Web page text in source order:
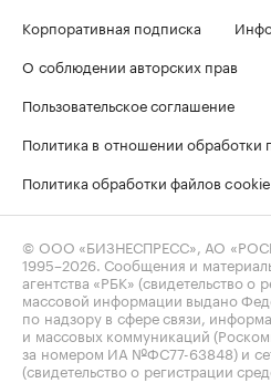
Корпоративная подписка
О соблюдении авторских прав
Пользовательское соглашение
Политика в отношении обработки
Политика обработки файлов cookie
© ООО «БИЗНЕСПРЕСС», АО
1995–2026 . Сообщения и
агентства «РБК» (свидетельство о
массовой информации выдано
по надзору в сфере связи,
и массовых коммуникаций
за номером ИА №ФС77-63848) и
(свидетельство о регистрации